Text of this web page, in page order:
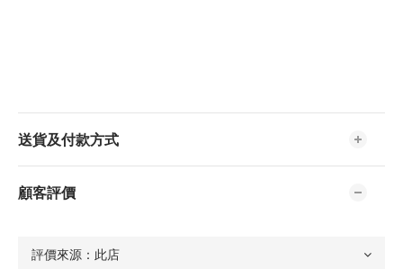
送貨及付款方式
顧客評價